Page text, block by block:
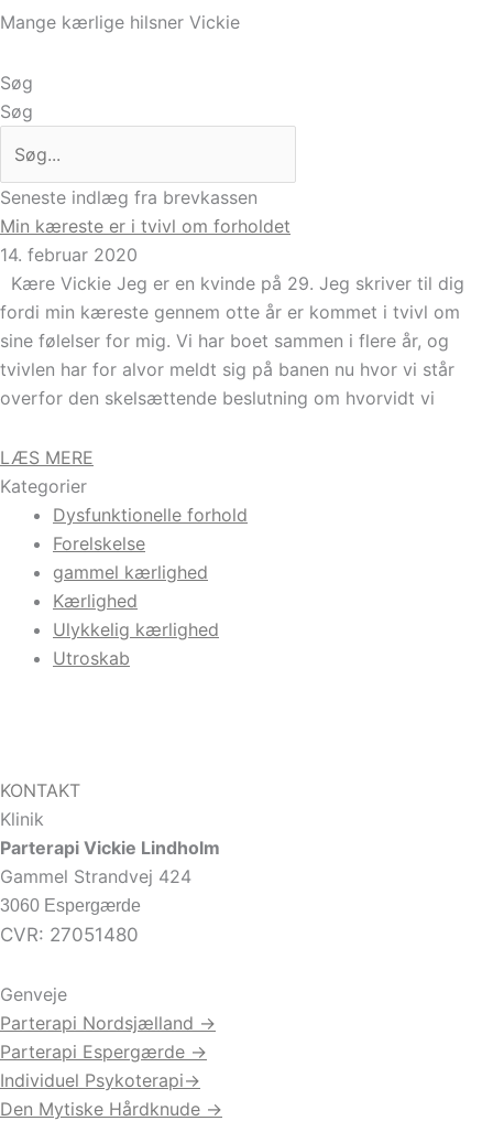
Mange kærlige hilsner Vickie
Søg
Søg
Seneste indlæg fra brevkassen
Min kæreste er i tvivl om forholdet
14. februar 2020
Kære Vickie Jeg er en kvinde på 29. Jeg skriver til dig
fordi min kæreste gennem otte år er kommet i tvivl om
sine følelser for mig. Vi har boet sammen i flere år, og
tvivlen har for alvor meldt sig på banen nu hvor vi står
overfor den skelsættende beslutning om hvorvidt vi
LÆS MERE
Kategorier
Dysfunktionelle forhold
Forelskelse
gammel kærlighed
Kærlighed
Ulykkelig kærlighed
Utroskab
KONTAKT
Klinik
Parterapi Vickie Lindholm
Gammel Strandvej 424
3060 Espergærde
CVR: 27051480
Genveje
Parterapi Nordsjælland →
Parterapi Espergærde →
Individuel Psykoterapi→
Den Mytiske Hårdknude →